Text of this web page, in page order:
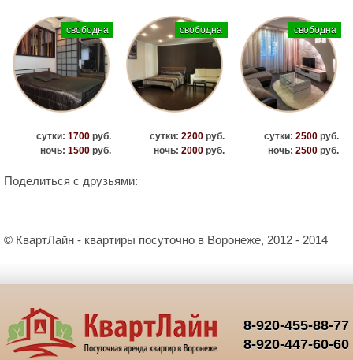
свободна
сутки: 1700руб.
ночь: 1500руб.
свободна
сутки:2200 руб.
ночь:2000 руб.
свободна
сутки: 2500руб.
ночь: 2500руб.
Поделиться с друзьями:
© КвартЛайн - квартиры посуточно в Воронеже, 2012 - 2014
8-920-455-88-77
8-920-447-60-60